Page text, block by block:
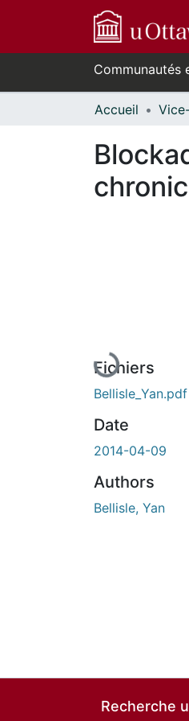
Communautés
Accueil
En cours de chargement...
Fichiers
Bellisle_Yan.pdf
Date
2014-04-09
Authors
Bellisle, Yan
Recherche